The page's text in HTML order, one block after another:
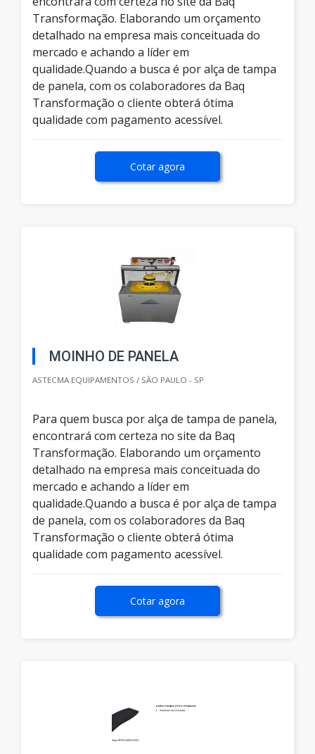
Transformação. Elaborando um orçamento
detalhado na empresa mais conceituada do
mercado e achando a líder em
qualidade.Quando a busca é por alça de tampa
de panela, com os colaboradores da Baq
Transformação o cliente obterá ótima
qualidade com pagamento acessível.
Cotar agora
MOINHO DE PANELA
ASTECMA EQUIPAMENTOS / SÃO PAULO - SP
Para quem busca por alça de tampa de panela,
encontrará com certeza no site da Baq
Transformação. Elaborando um orçamento
detalhado na empresa mais conceituada do
mercado e achando a líder em
qualidade.Quando a busca é por alça de tampa
de panela, com os colaboradores da Baq
Transformação o cliente obterá ótima
qualidade com pagamento acessível.
Cotar agora